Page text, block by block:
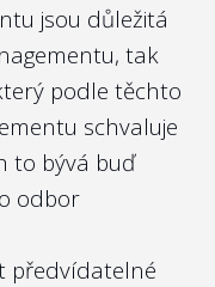
jsou důležitá
tak
podle těchto
schvaluje
to bývá buď
odbor
předvídatelné